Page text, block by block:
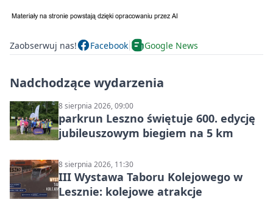
Zaobserwuj nas! Facebook Google News
Nadchodzące wydarzenia
8 sierpnia 2026, 09:00
parkrun Leszno świętuje 600. edycję
jubileuszowym biegiem na 5 km
8 sierpnia 2026, 11:30
III Wystawa Taboru Kolejowego w
Lesznie: kolejowe atrakcje